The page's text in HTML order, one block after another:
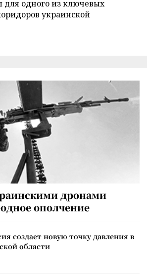
для одного из ключевых
украинской
дронами
ополчение
создает новую точку давления в
области